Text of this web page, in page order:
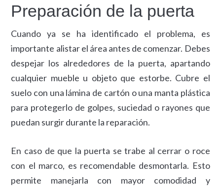
Preparación de la puerta
Cuando ya se ha identificado el problema, es
importante alistar el área antes de comenzar. Debes
despejar los alrededores de la puerta, apartando
cualquier mueble u objeto que estorbe. Cubre el
suelo con una lámina de cartón o una manta plástica
para protegerlo de golpes, suciedad o rayones que
puedan surgir durante la reparación.
En caso de que la puerta se trabe al cerrar o roce
con el marco, es recomendable desmontarla. Esto
permite manejarla con mayor comodidad y